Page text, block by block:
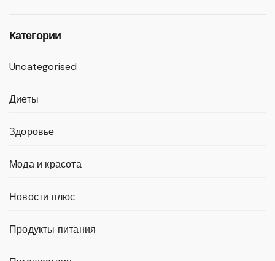
Категории
Uncategorised
Диеты
Здоровье
Мода и красота
Новости плюс
Продукты питания